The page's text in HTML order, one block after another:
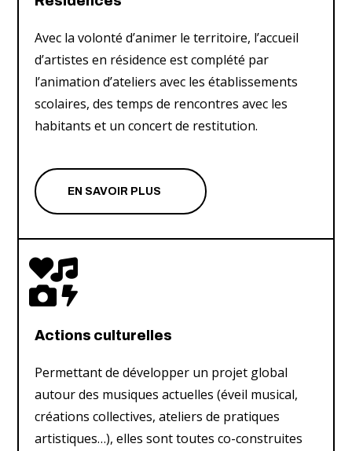
Avec la volontéd’animer le territoire, l’accueil
d’artistes en résidence est complété par
l’animation d’ateliers avec les établissements
scolaires, des temps de rencontres avec les
habitants et un concert de restitution.
EN SAVOIR PLUS

Actions culturelles
Permettant de développer un projet global
autour des musiques actuelles (éveil musical,
créations collectives, ateliers de pratiques
artistiques…), elles sont toutes co-construites